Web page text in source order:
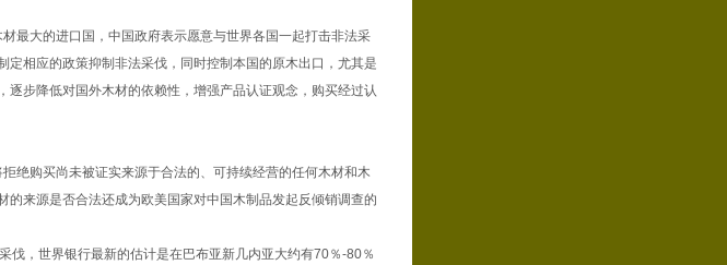
大的进口国，中国政府表示愿意与世界各国一起打击非法采
相应的政策抑制非法采伐，同时控制本国的原木出口，尤其是
步降低对国外木材的依赖性，增强产品认证观念，购买经过认
购买尚未被证实来源于合法的、可持续经营的任何木材和木
来源是否合法还成为欧美国家对中国木制品发起反倾销调查的
，世界银行最新的估计是在巴布亚新几内亚大约有70％-80％